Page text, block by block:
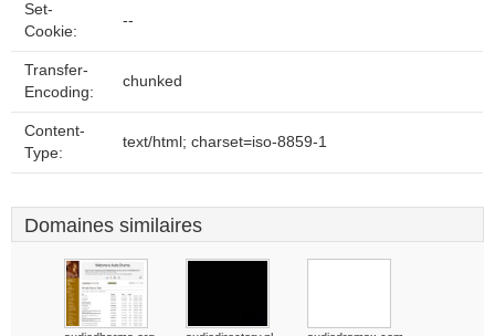
Set-
Cookie:
--
Transfer-
Encoding:
chunked
Content-
Type:
text/html; charset=iso-8859-1
Domaines similaires